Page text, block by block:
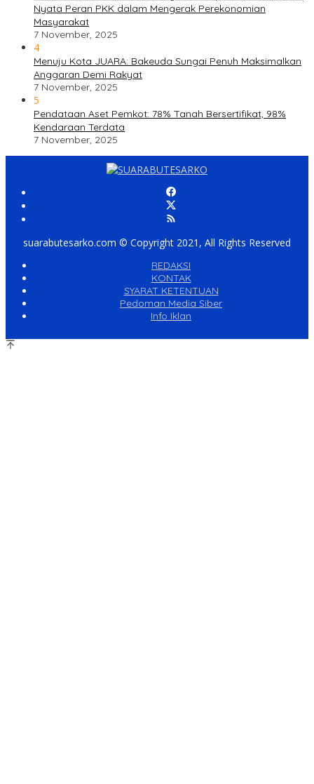
Nyata Peran PKK dalam Mengerak Perekonomian
Masyarakat
7 November, 2025
4
Menuju Kota JUARA: Bakeuda Sungai Penuh Maksimalkan
Anggaran Demi Rakyat
7 November, 2025
5
Pendataan Aset Pemkot: 78% Tanah Bersertifikat, 98%
Kendaraan Terdata
7 November, 2025
suarabutesarko.com © Copyright 2021, All Rights Reserved
REDAKSI
KONTAK
SYARAT KETENTUAN
Pedoman Media Siber
Info Iklan